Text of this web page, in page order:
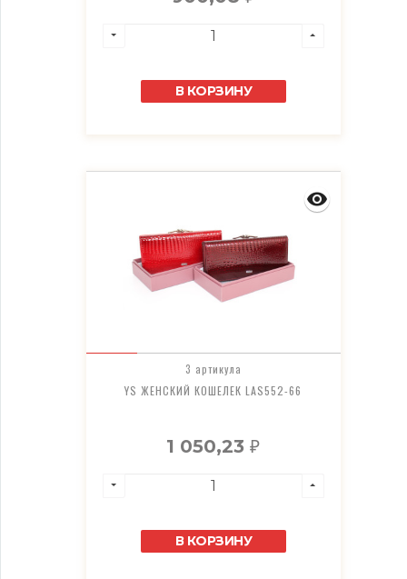
В КОРЗИНУ
3 артикула
YS ЖЕНСКИЙ КОШЕЛЕК LAS552-66
1 050,23₽
В КОРЗИНУ